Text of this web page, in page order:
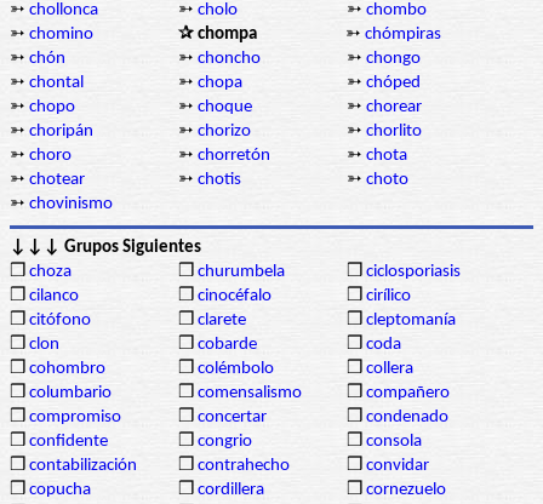
➳ chollonca ➳ cholo ➳ chombo
➳ chomino ✰ chompa ➳ chómpiras
➳ chón ➳ choncho ➳ chongo
➳ chontal ➳ chopa ➳ chóped
➳ chopo ➳ choque ➳ chorear
➳ choripán ➳ chorizo ➳ chorlito
➳ choro ➳ chorretón ➳ chota
➳ chotear ➳ chotis ➳ choto
➳ chovinismo
↓↓↓ Grupos Siguientes
❒ choza ❒ churumbela ❒ ciclosporiasis
❒ cilanco ❒ cinocéfalo ❒ cirílico
❒ citófono ❒ clarete ❒ cleptomanía
❒ clon ❒ cobarde ❒ coda
❒ cohombro ❒ colémbolo ❒ collera
❒ columbario ❒ comensalismo ❒ compañero
❒ compromiso ❒ concertar ❒ condenado
❒ confidente ❒ congrio ❒ consola
❒ contabilización ❒ contrahecho ❒ convidar
❒ copucha ❒ cordillera ❒ cornezuelo